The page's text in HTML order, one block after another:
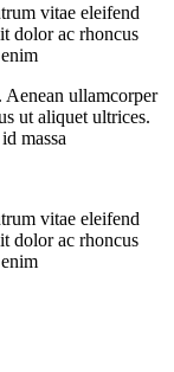
vitae eleifend
dolor ac rhoncus
ullamcorper
ut aliquet ultrices.
massa
vitae eleifend
dolor ac rhoncus